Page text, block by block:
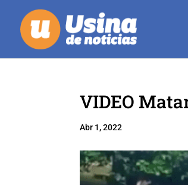
VIDEO
Abr 1, 2022